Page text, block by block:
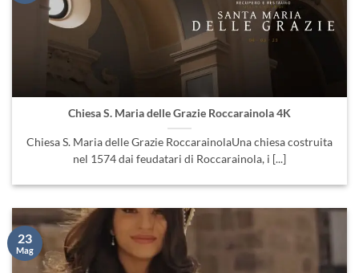
Chiesa S. Maria delle Grazie Roccarainola 4K
Chiesa S. Maria delle Grazie RoccarainolaUna chiesa costruita
nel 1574 dai feudatari di Roccarainola, i [...]
23
Mag